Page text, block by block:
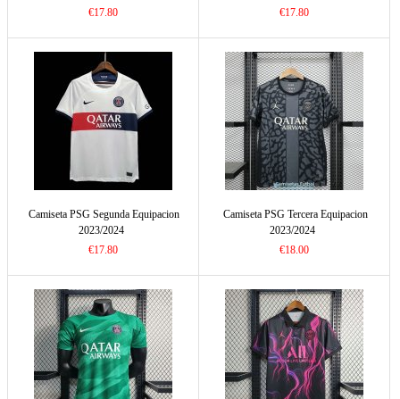
€17.80
€17.80
Camiseta PSG Segunda Equipacion
2023/2024
€17.80
Camiseta PSG Tercera Equipacion
2023/2024
€18.00